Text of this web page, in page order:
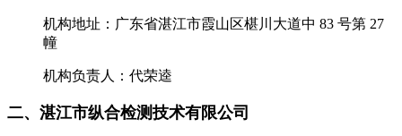
机构地址：广东省湛江市霞山区椹川大道中 83 号第 27
幢
机构负责人：代荣逵
二、湛江市纵合检测技术有限公司